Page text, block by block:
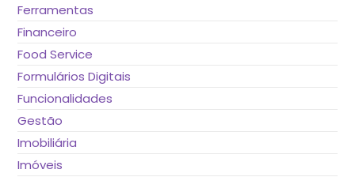
Ferramentas
Financeiro
Food Service
Formulários Digitais
Funcionalidades
Gestão
Imobiliária
Imóveis